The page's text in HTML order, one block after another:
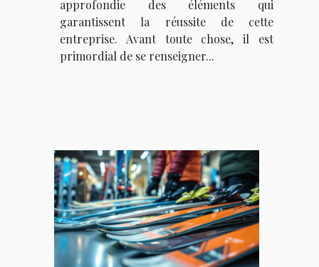
approfondie des éléments qui
garantissent la réussite de cette
entreprise. Avant toute chose, il est
primordial de se renseigner...